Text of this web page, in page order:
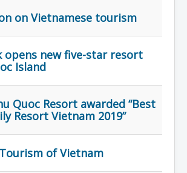
on Vietnamese tourism
opens new five-star resort
Island
Quoc Resort awarded “Best
Resort Vietnam 2019”
of Vietnam